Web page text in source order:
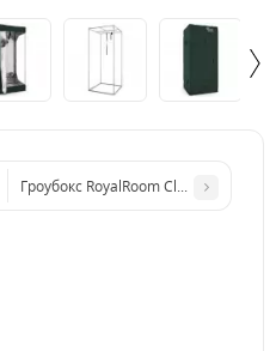
C60 60x60x160
Гроубокс RoyalRoom Classic C600